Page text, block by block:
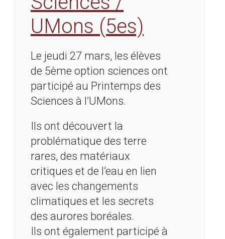
UMons (5es)
Le jeudi 27 mars, les élèves
de 5ème option sciences ont
participé au Printemps des
Sciences à l’UMons.
Ils ont découvert la
problématique des terre
rares, des matériaux
critiques et de l’eau en lien
avec les changements
climatiques et les secrets
des aurores boréales.
Ils ont également participé à